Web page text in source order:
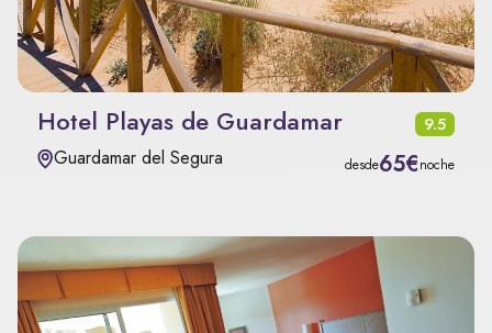
Hotel Playas de Guardamar 9.5
Guardamar del Segura desde65€noche